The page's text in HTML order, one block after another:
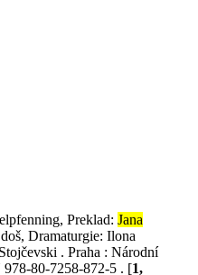
Preklad: Jana
Dramaturgie: Ilona
. Praha : Národní
80-7258-872-5 . [1,